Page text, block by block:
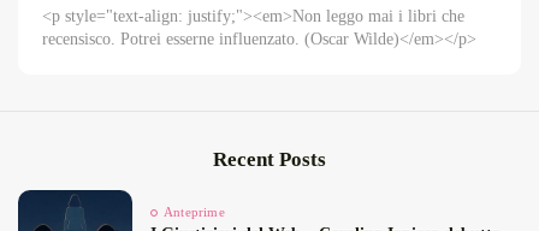
<p style="text-align: justify;"><em>Non leggo mai i libri che
recensisco. Potrei esserne influenzato. (Oscar Wilde)</em></p>
Recent Posts
Anteprime